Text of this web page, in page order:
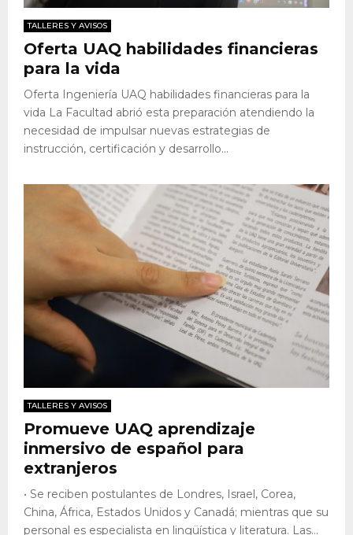
TALLERES Y AVISOS
Oferta UAQ habilidades financieras
para la vida
Oferta Ingeniería UAQ habilidades financieras para la
vida La Facultad abrió esta preparación atendiendo la
necesidad de impulsar nuevas estrategias de
instrucción, certificación y desarrollo...
TALLERES Y AVISOS
Promueve UAQ aprendizaje
inmersivo de español para
extranjeros
• Se reciben postulantes de Londres, Israel, Corea,
China, África, Estados Unidos y Canadá; mientras que su
personal es especialista en lingüística y literatura. Las...